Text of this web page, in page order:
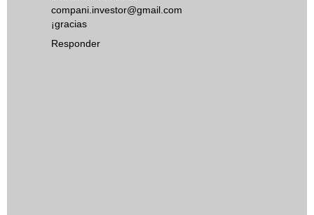
compani.investor@gmail.com
¡gracias
Responder